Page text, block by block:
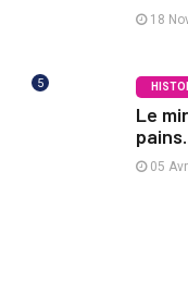
18
5
Le
05